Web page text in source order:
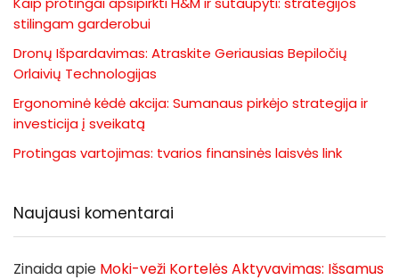
stilingam garderobui
Dronų Išpardavimas: Atraskite Geriausias Bepiločių
Orlaivių Technologijas
Ergonominė kėdė akcija: Sumanaus pirkėjo strategija ir
investicija į sveikatą
Protingas vartojimas: tvarios finansinės laisvės link
Naujausi komentarai
Zinaidaapie Moki-veži Kortelės Aktyvavimas: Išsamus